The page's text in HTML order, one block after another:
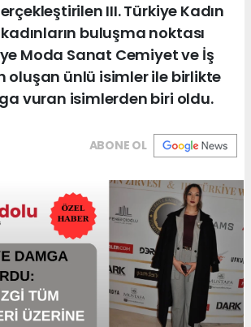
III. Türkiye Kadın
buluşma noktası
Moda Sanat Cemiyet ve İş
oluşan ünlü isimler ile birlikte
vuran isimlerden biri oldu.
ABONE OL